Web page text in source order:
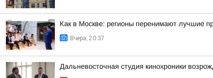
Как в Москве: регионы перенимают лучшие
Вчера, 20:37
Дальневосточная студия кинохроники